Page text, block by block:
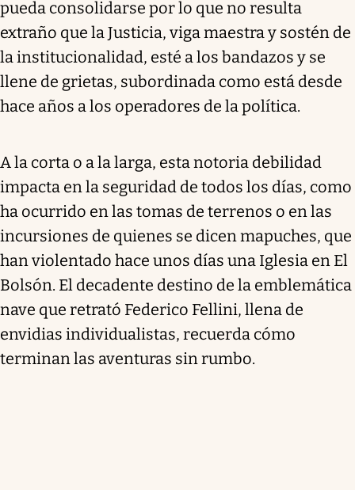
pueda consolidarse por lo que no resulta
extraño que la Justicia, viga maestra y sostén de
la institucionalidad, esté a los bandazos y se
llene de grietas, subordinada como está desde
hace años a los operadores de la política.
A la corta o a la larga, esta notoria debilidad
impacta en la seguridad de todos los días, como
ha ocurrido en las tomas de terrenos o en las
incursiones de quienes se dicen mapuches, que
han violentado hace unos días una Iglesia en El
Bolsón. El decadente destino de la emblemática
nave que retrató Federico Fellini, llena de
envidias individualistas, recuerda cómo
terminan las aventuras sin rumbo.